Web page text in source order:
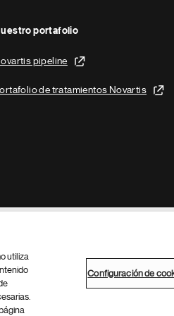
portafolio
pipeline
de tratamientos Novartis
Site Search
del sitio
utiliza
Configuración de